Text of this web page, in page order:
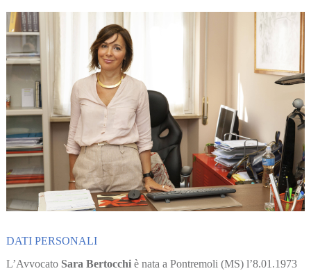
DATI PERSONALI
L’Avvocato Sara Bertocchiè nata a Pontremoli (MS) l’8.01.1973